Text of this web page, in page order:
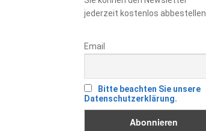
jederzeit kostenlos abbestellen.
Email
Bitte beachten Sie unsere
Datenschutzerklärung.